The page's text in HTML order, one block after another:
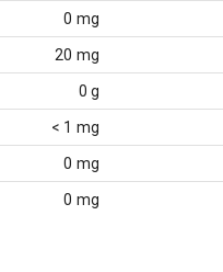
0 mg
20 mg
0 g
< 1 mg
0 mg
0 mg